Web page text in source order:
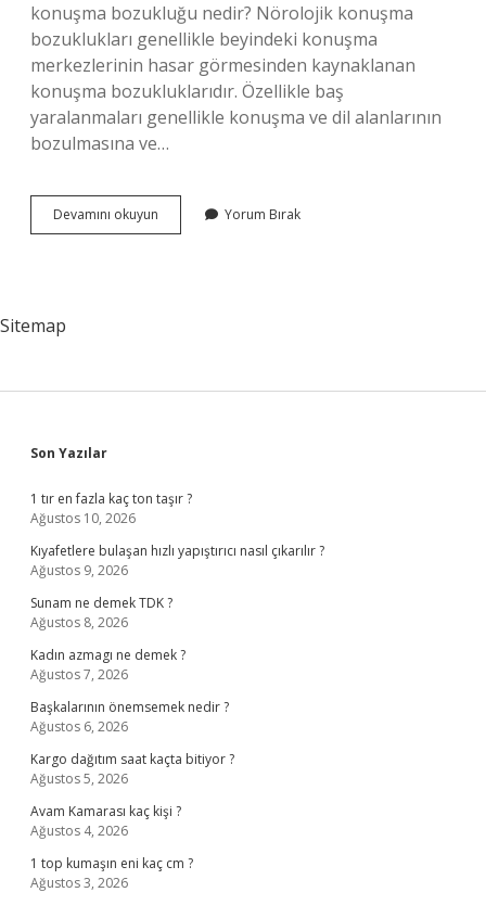
konuşma bozukluğu nedir? Nörolojik konuşma
bozuklukları genellikle beyindeki konuşma
merkezlerinin hasar görmesinden kaynaklanan
konuşma bozukluklarıdır. Özellikle baş
yaralanmaları genellikle konuşma ve dil alanlarının
bozulmasına ve…
Devamını okuyun Konuşma
Bozukluğu
Yorum Bırak
Sitemap
Sidebar
Son Yazılar
1 tır en fazla kaç ton taşır ?
Ağustos 10, 2026
Kıyafetlere bulaşan hızlı yapıştırıcı nasıl çıkarılır ?
Ağustos 9, 2026
Sunam ne demek TDK ?
Ağustos 8, 2026
Kadın azmagı ne demek ?
Ağustos 7, 2026
Başkalarının önemsemek nedir ?
Ağustos 6, 2026
Kargo dağıtım saat kaçta bitiyor ?
Ağustos 5, 2026
Avam Kamarası kaç kişi ?
Ağustos 4, 2026
1 top kumaşın eni kaç cm ?
Ağustos 3, 2026